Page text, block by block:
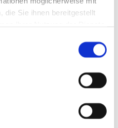
die Sie ihnen bereitgestellt
aus der Serie I
Auf Lager
7,95 €